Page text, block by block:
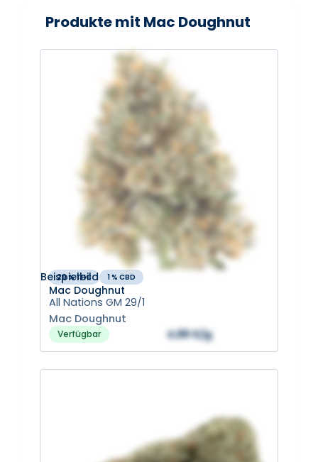
Produkte mit Mac Doughnut
Beispielbild
29 % THC 1 % CBD
Mac Doughnut
All Nations GM 29/1
Mac Doughnut
Verfügbar 4,88 €/g